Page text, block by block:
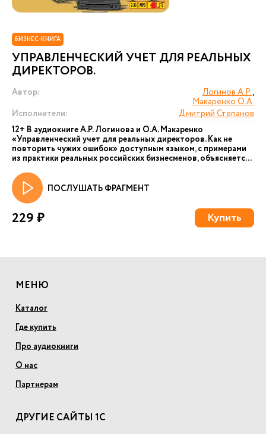
БИЗНЕС-КНИГА
УПРАВЛЕНЧЕСКИЙ УЧЕТ ДЛЯ РЕАЛЬНЫХ
ДИРЕКТОРОВ.
Автор: Логинов А.Р.,
Макаренко О.А.
Исполнители:
Дмитрий Степанов
12+ В аудиокниге А.Р. Логинова и О.А. Макаренко
«Управленческий учет для реальных директоров. Как не
повторить чужих ошибок» доступным языком, с примерами
из практики реальных российских бизнесменов, объясняетс...
ПОСЛУШАТЬ ФРАГМЕНТ
229 ₽ Купить
МЕНЮ
Каталог
Где купить
Про аудиокниги
О нас
Партнерам
ДРУГИЕ САЙТЫ 1С